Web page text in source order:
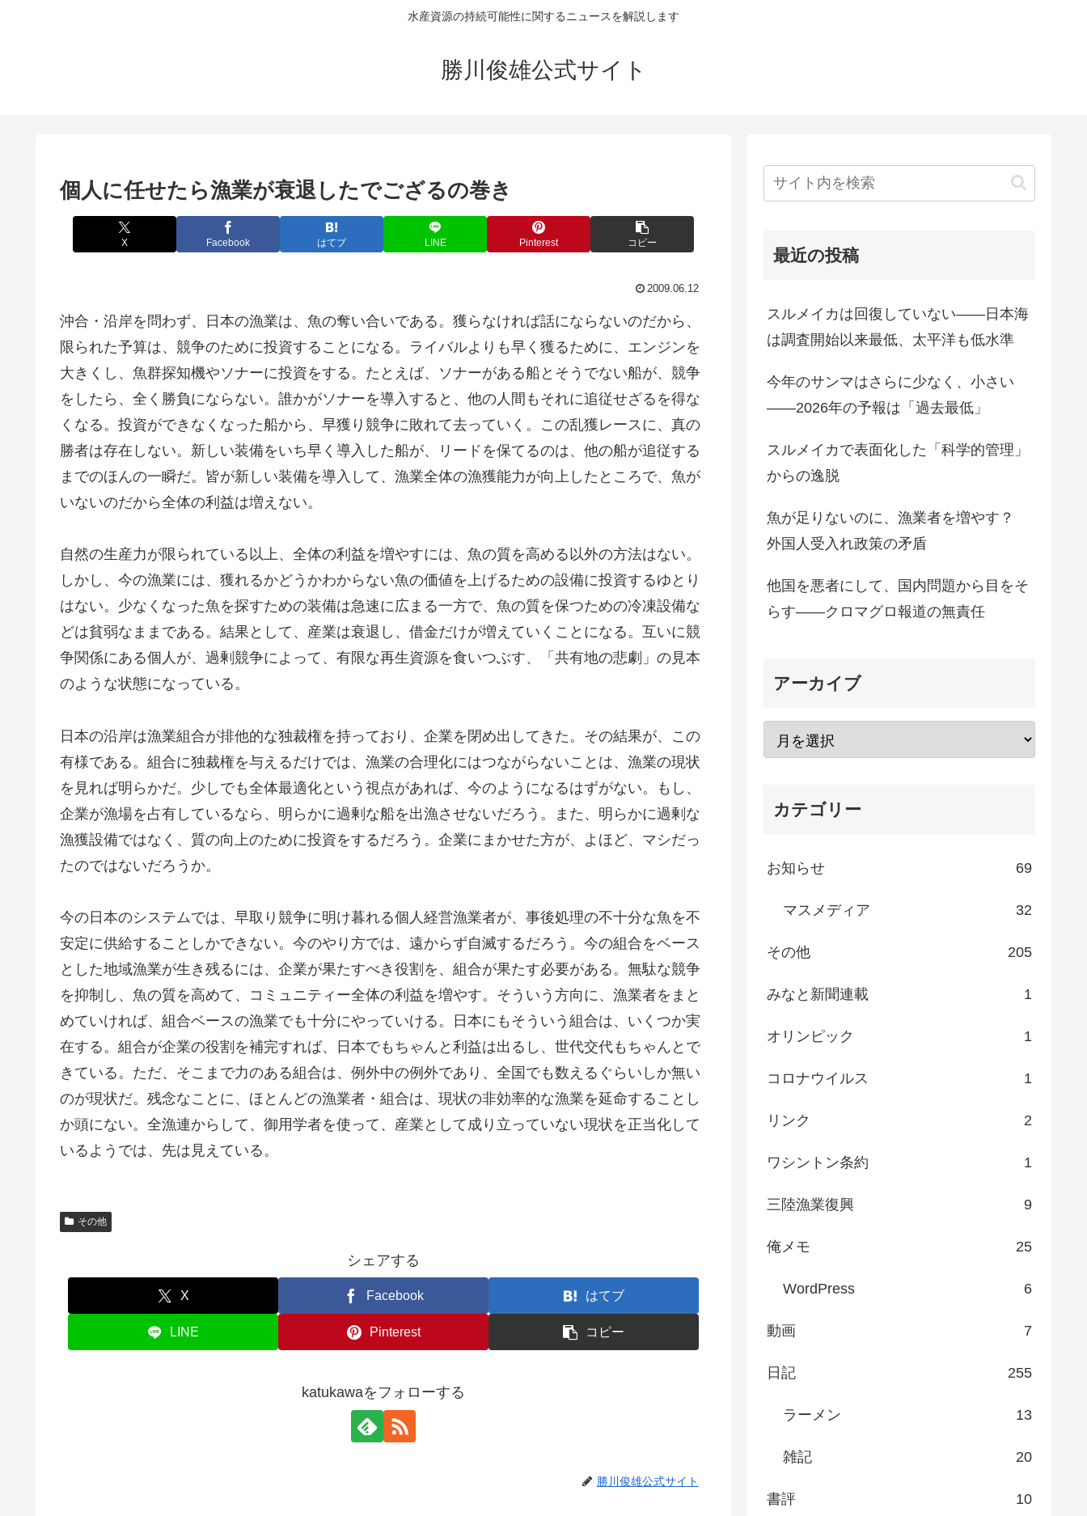
水産資源の持続可能性に関するニュースを解説します
勝川俊雄公式サイト
個人に任せたら漁業が衰退したでござるの巻き
X Facebook はてブ LINE Pinterest コピー
2009.06.12
沖合・沿岸を問わず、日本の漁業は、魚の奪い合いである。獲らなければ話にならないのだから、
限られた予算は、競争のために投資することになる。ライバルよりも早く獲るために、エンジンを
大きくし、魚群探知機やソナーに投資をする。たとえば、ソナーがある船とそうでない船が、競争
をしたら、全く勝負にならない。誰かがソナーを導入すると、他の人間もそれに追従せざるを得な
くなる。投資ができなくなった船から、早獲り競争に敗れて去っていく。この乱獲レースに、真の
勝者は存在しない。新しい装備をいち早く導入した船が、リードを保てるのは、他の船が追従する
までのほんの一瞬だ。皆が新しい装備を導入して、漁業全体の漁獲能力が向上したところで、魚が
いないのだから全体の利益は増えない。
自然の生産力が限られている以上、全体の利益を増やすには、魚の質を高める以外の方法はない。
しかし、今の漁業には、獲れるかどうかわからない魚の価値を上げるための設備に投資するゆとり
はない。少なくなった魚を探すための装備は急速に広まる一方で、魚の質を保つための冷凍設備な
どは貧弱なままである。結果として、産業は衰退し、借金だけが増えていくことになる。互いに競
争関係にある個人が、過剰競争によって、有限な再生資源を食いつぶす、「共有地の悲劇」の見本
のような状態になっている。
日本の沿岸は漁業組合が排他的な独裁権を持っており、企業を閉め出してきた。その結果が、この
有様である。組合に独裁権を与えるだけでは、漁業の合理化にはつながらないことは、漁業の現状
を見れば明らかだ。少しでも全体最適化という視点があれば、今のようになるはずがない。もし、
企業が漁場を占有しているなら、明らかに過剰な船を出漁させないだろう。また、明らかに過剰な
漁獲設備ではなく、質の向上のために投資をするだろう。企業にまかせた方が、よほど、マシだっ
たのではないだろうか。
今の日本のシステムでは、早取り競争に明け暮れる個人経営漁業者が、事後処理の不十分な魚を不
安定に供給することしかできない。今のやり方では、遠からず自滅するだろう。今の組合をベース
とした地域漁業が生き残るには、企業が果たすべき役割を、組合が果たす必要がある。無駄な競争
を抑制し、魚の質を高めて、コミュニティー全体の利益を増やす。そういう方向に、漁業者をまと
めていければ、組合ベースの漁業でも十分にやっていける。日本にもそういう組合は、いくつか実
在する。組合が企業の役割を補完すれば、日本でもちゃんと利益は出るし、世代交代もちゃんとで
きている。ただ、そこまで力のある組合は、例外中の例外であり、全国でも数えるぐらいしか無い
のが現状だ。残念なことに、ほとんどの漁業者・組合は、現状の非効率的な漁業を延命することし
か頭にない。全漁連からして、御用学者を使って、産業として成り立っていない現状を正当化して
いるようでは、先は見えている。
その他
シェアする
X Facebook はてブ
LINE Pinterest コピー
katukawaをフォローする
勝川俊雄公式サイト
最近の投稿
スルメイカは回復していない――日本海
は調査開始以来最低、太平洋も低水準
今年のサンマはさらに少なく、小さい
――2026年の予報は「過去最低」
スルメイカで表面化した「科学的管理」
からの逸脱
魚が足りないのに、漁業者を増やす？
外国人受入れ政策の矛盾
他国を悪者にして、国内問題から目をそ
らす――クロマグロ報道の無責任
アーカイブ
カテゴリー
お知らせ 69
マスメディア 32
その他 205
みなと新聞連載 1
オリンピック 1
コロナウイルス 1
リンク 2
ワシントン条約 1
三陸漁業復興 9
俺メモ 25
WordPress 6
動画 7
日記 255
ラーメン 13
雑記 20
書評 10